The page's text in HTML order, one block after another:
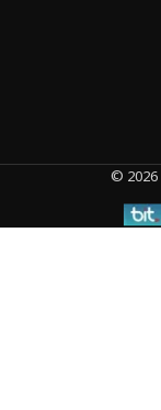
© 2026